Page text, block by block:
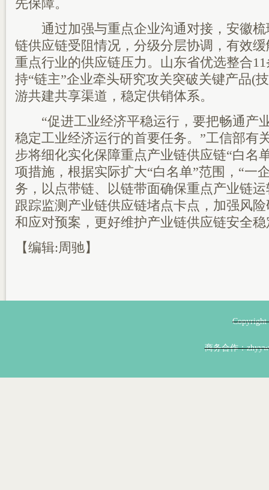
先保障。
通过加强与重点企业沟通对接，安徽梳
链供应链受阻情况，分级分层协调，有效
重点行业的供应链压力。山东省优选整合
持“链主”企业牵头研究攻关突破关键产品(
游共建共享渠道，稳定供销体系。
“促进工业经济平稳运行，要把畅通产
稳定工业经济运行的首要任务。”工信部有
步将细化实化保障重点产业链供应链“白名
项措施，根据实际扩大“白名单”范围，“一
务，以点带链、以链带面确保重点产业链
跟踪监测产业链供应链堵点卡点，加强风
和应对预案，更好维护产业链供应链安全稳
【编辑:周驰】
商务合作：